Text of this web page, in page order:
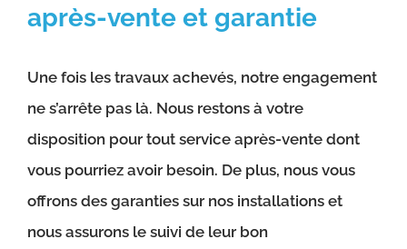
après-vente et garantie
Une fois les travaux achevés, notre engagement
ne s’arrête pas là. Nous restons à votre
disposition pour tout service après-vente dont
vous pourriez avoir besoin. De plus, nous vous
offrons des garanties sur nos installations et
nous assurons le suivi de leur bon